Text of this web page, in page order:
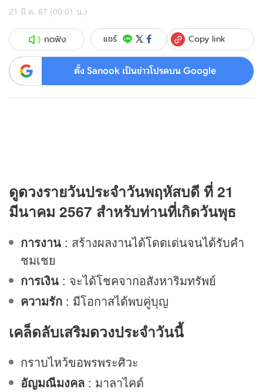
21 มี.ค. 67 (00:01 น.)
กดฟัง แชร์ Copy link
ตั้ง Sanook เป็นข่าวโปรดบน Google
ดูดวงรายวันประจำวันพฤหัสบดี ที่ 21
มีนาคม 2567 สำหรับท่านที่เกิดวันพุธ
การงาน : สร้างผลงานได้โดดเด่นจนได้รับคำ
ชมเชย
การเงิน : จะได้โชคจากอสังหาริมทรัพย์
ความรัก : มีโอกาสได้พบคู่บุญ
เคล็ดลับเสริมดวงประจำวันนี้
กราบไหว้ขอพรพระศิวะ
อัญมณีมงคล : มาลาไคต์